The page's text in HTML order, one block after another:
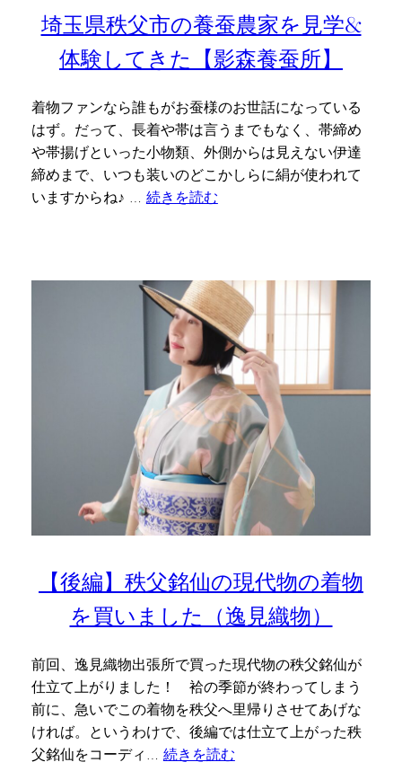
埼玉県秩父市の養蚕農家を見学&
体験してきた【影森養蚕所】
着物ファンなら誰もがお蚕様のお世話になっている
はず。だって、長着や帯は言うまでもなく、帯締め
や帯揚げといった小物類、外側からは見えない伊達
締めまで、いつも装いのどこかしらに絹が使われて
いますからね♪ … 続きを読む
【後編】秩父銘仙の現代物の着物
を買いました（逸見織物）
前回、逸見織物出張所で買った現代物の秩父銘仙が
仕立て上がりました！ 袷の季節が終わってしまう
前に、急いでこの着物を秩父へ里帰りさせてあげな
ければ。というわけで、後編では仕立て上がった秩
父銘仙をコーディ… 続きを読む